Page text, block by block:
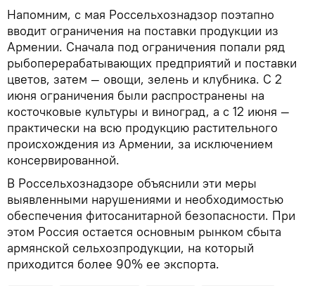
Напомним, с мая Россельхознадзор поэтапно
вводит ограничения на поставки продукции из
Армении. Сначала под ограничения попали ряд
рыбоперерабатывающих предприятий и поставки
цветов, затем — овощи, зелень и клубника. С 2
июня ограничения были распространены на
косточковые культуры и виноград, а с 12 июня —
практически на всю продукцию растительного
происхождения из Армении, за исключением
консервированной.
В Россельхознадзоре объяснили эти меры
выявленными нарушениями и необходимостью
обеспечения фитосанитарной безопасности. При
этом Россия остается основным рынком сбыта
армянской сельхозпродукции, на который
приходится более 90% ее экспорта.